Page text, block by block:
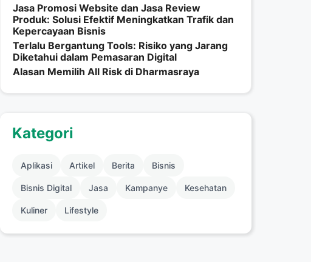
Jasa Promosi Website dan Jasa Review
Produk: Solusi Efektif Meningkatkan Trafik dan
Kepercayaan Bisnis
Terlalu Bergantung Tools: Risiko yang Jarang
Diketahui dalam Pemasaran Digital
Alasan Memilih All Risk di Dharmasraya
Kategori
Aplikasi Artikel Berita Bisnis
Bisnis Digital Jasa Kampanye Kesehatan
Kuliner Lifestyle